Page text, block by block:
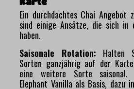
Ein durchdachtes Chai Angebot
sind einige Ansätze, die sich in
haben.
Saisonale Rotation: Halten
Sorten ganzjährig auf der
eine weitere Sorte
Elephant Vanilla als Basis, dazu